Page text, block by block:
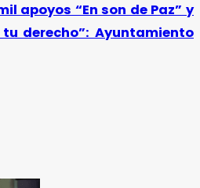
apoyos “En son de Paz” y
derecho”: Ayuntamiento